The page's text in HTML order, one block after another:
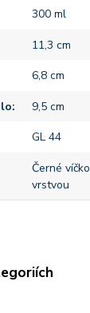
300 ml
11,3 cm
6,8 cm
9,5 cm
GL 44
Černé
vrstvou